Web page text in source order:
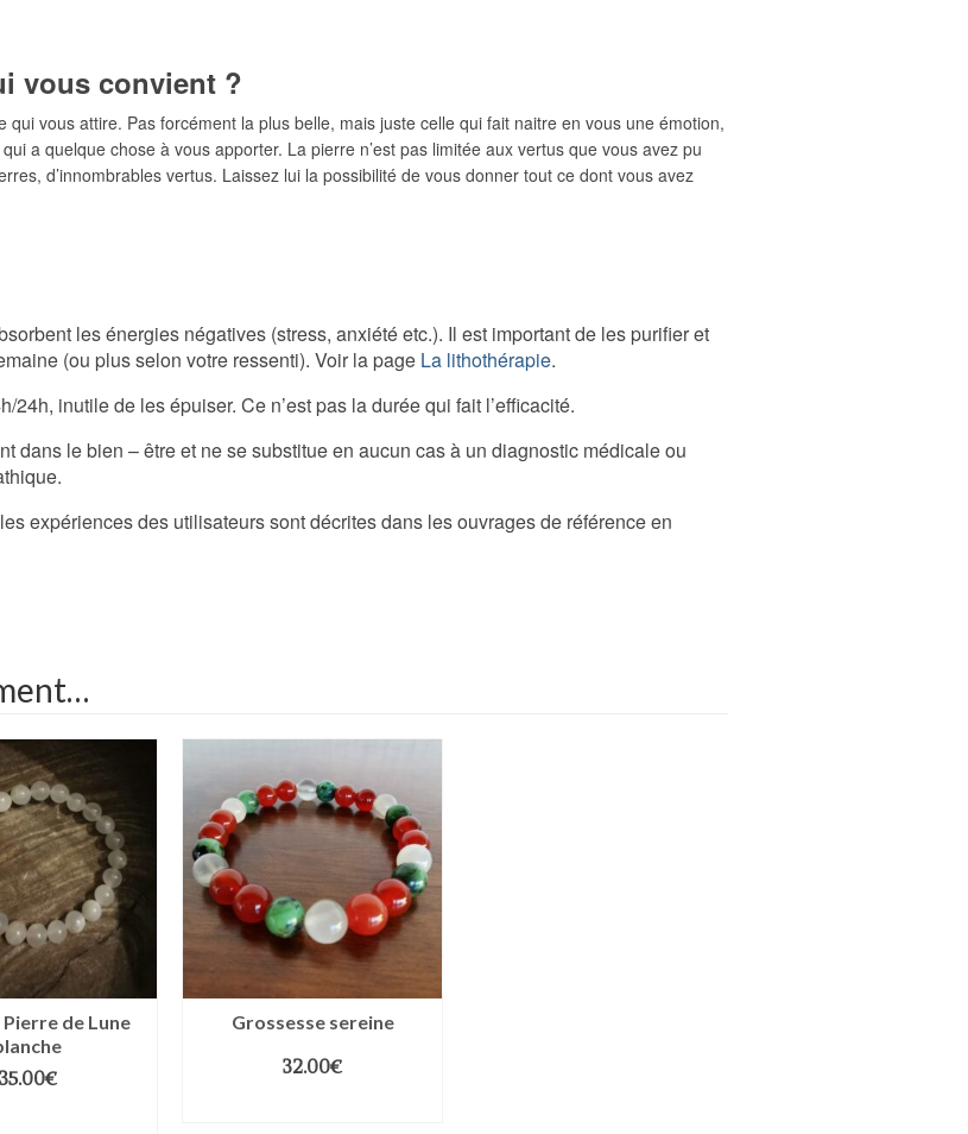
vous convient ?
vous attire. Pas forcément la plus belle, mais juste celle qui fait naitre en vous une émotion,
a quelque chose à vous apporter. La pierre n’est pas limitée aux vertus que vous avez pu
d’innombrables vertus. Laissez lui la possibilité de vous donner tout ce dont vous avez
les énergies négatives (stress, anxiété etc.). Il est important de les purifier et
(ou plus selon votre ressenti). Voir la page La lithothérapie.
inutile de les épuiser. Ce n’est pas la durée qui fait l’efficacité.
dans le bien – être et ne se substitue en aucun cas à un diagnostic médicale ou
expériences des utilisateurs sont décrites dans les ouvrages de référence en
de Lune
35.00€
Grossesse sereine
32.00€